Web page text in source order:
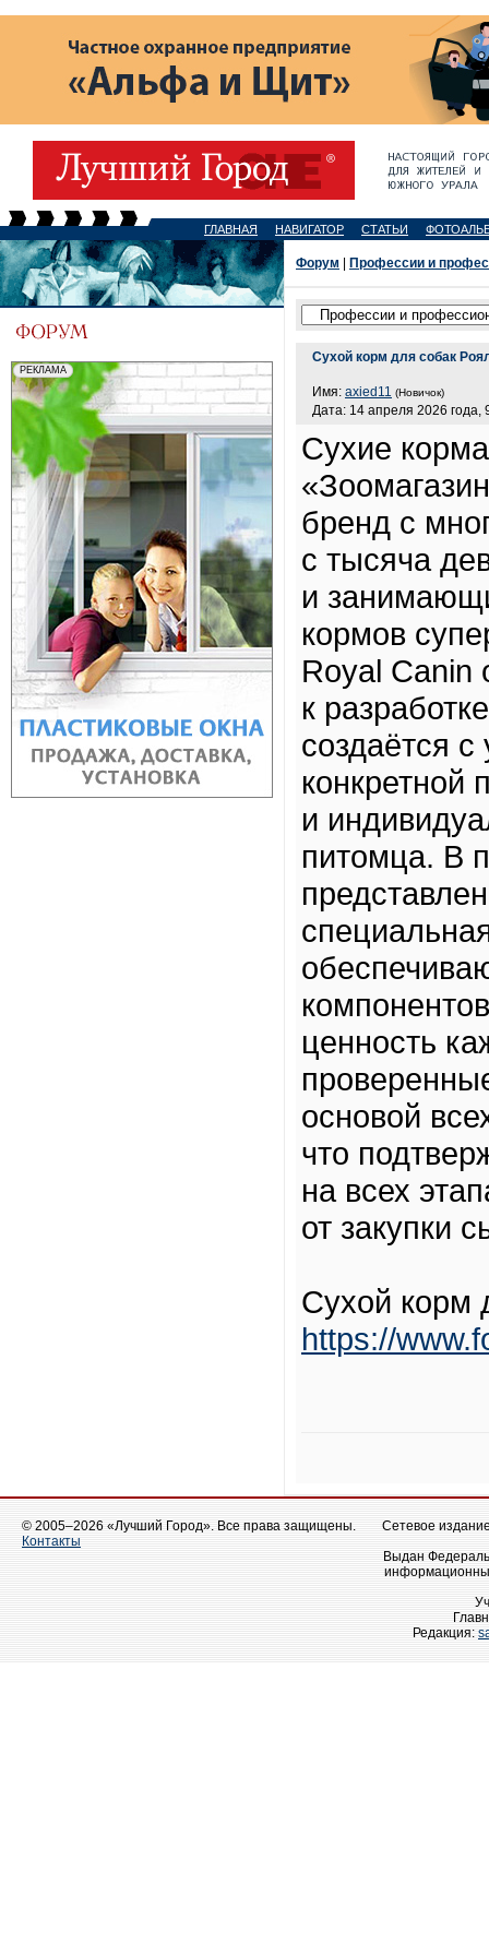
ГЛАВНАЯ НАВИГАТОР СТАТЬИ
Форум Профессии и
Сухой корм для собак
Имя: axied11 (Новичок)
Дата: 14 апреля 2026 года,
Сухие
бренд с
с тысяча
и
кормов
Royal Canin
к
создаётся
конкретной
и
питомца. В
ценность
основой
что
на всех
от закупки
Сухой корм
https://
© 2005–2026 «Лучший Город». Все права защищены.
Контакты
Сетевое
Выдан
Редакция: